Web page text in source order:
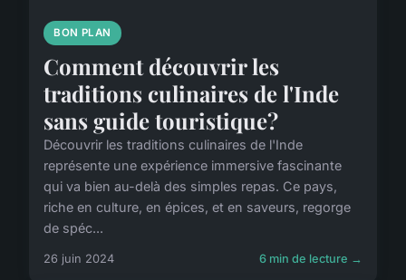
BON PLAN
Comment découvrir les
traditions culinaires de l'Inde
sans guide touristique?
Découvrir les traditions culinaires de l'Inde
représente une expérience immersive fascinante
qui va bien au-delà des simples repas. Ce pays,
riche en culture, en épices, et en saveurs, regorge
de spéc...
26 juin 2024 6 min de lecture →